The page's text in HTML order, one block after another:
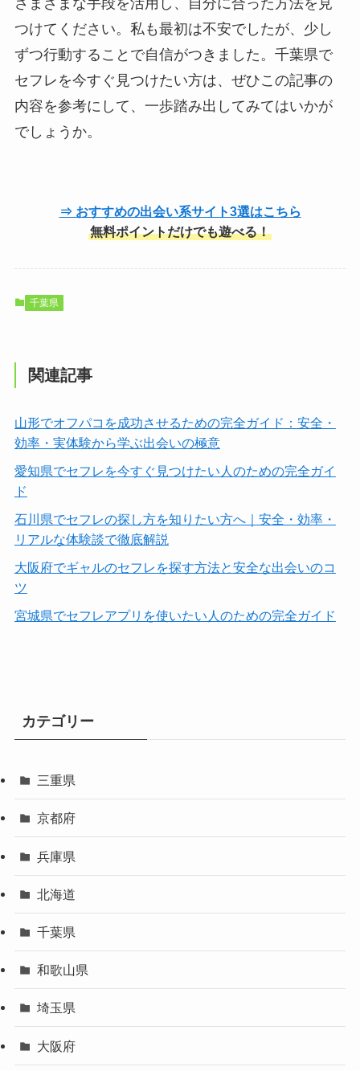
つけてください。私も最初は不安でしたが、少し
ずつ行動することで自信がつきました。千葉県で
セフレを今すぐ見つけたい方は、ぜひこの記事の
内容を参考にして、一歩踏み出してみてはいかが
でしょうか。
⇒ おすすめの出会い系サイト3選はこちら
無料ポイントだけでも遊べる！
千葉県
関連記事
山形でオフパコを成功させるための完全ガイド：安全・
効率・実体験から学ぶ出会いの極意
愛知県でセフレを今すぐ見つけたい人のための完全ガイ
ド
石川県でセフレの探し方を知りたい方へ｜安全・効率・
リアルな体験談で徹底解説
大阪府でギャルのセフレを探す方法と安全な出会いのコ
ツ
宮城県でセフレアプリを使いたい人のための完全ガイド
カテゴリー
三重県
京都府
兵庫県
北海道
千葉県
和歌山県
埼玉県
大阪府